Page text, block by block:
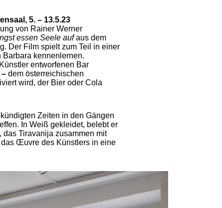
5. – 13.5.23
von Rainer Werner
essen Seele aufaus dem
Der Film spielt zum Teil in einer
Barbara kennenlernen.
entworfenen Bar
–dem österreichischen
wird, der Bier oder Cola
Zeiten in den Gängen
In Weiß gekleidet, belebt er
Tiravanija zusammen mit
Œuvre des Künstlers in eine